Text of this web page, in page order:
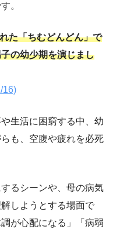
。
た「ちむどんどん」で
の幼少期を演じまし
16)
生活に困窮する中、幼
も、空腹や疲れを必死
るシーンや、母の病気
しようとする場面で
が心配になる」「病弱